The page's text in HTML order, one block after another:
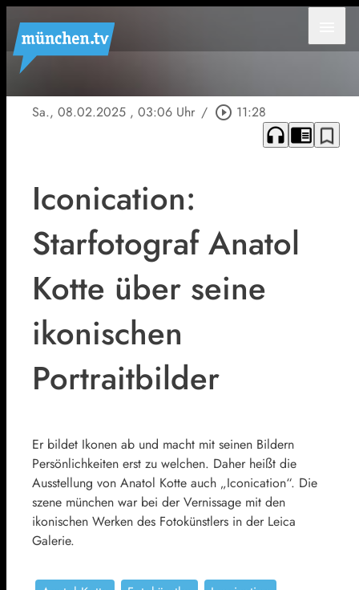
Sa., 08.02.2025 , 03:06 Uhr / play_circle_outline 11:28
headphones chrome_reader_mode bookmark_border
Iconication:
Starfotograf Anatol
Kotte über seine
ikonischen
Portraitbilder
Er bildet Ikonen ab und macht mit seinen Bildern
Persönlichkeiten erst zu welchen. Daher heißt die
Ausstellung von Anatol Kotte auch „Iconication“. Die
szene münchen war bei der Vernissage mit den
ikonischen Werken des Fotokünstlers in der Leica
Galerie.